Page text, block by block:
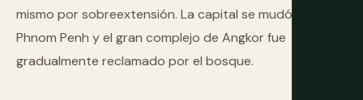
mismo por sobreextensión. La capital se mudó al sur a
Phnom Penh y el gran complejo de Angkor fue
gradualmente reclamado por el bosque.